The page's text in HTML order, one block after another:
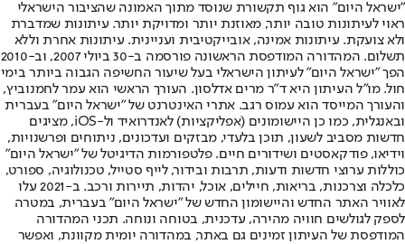
"ישראל היום" הוא גוף תקשורת שנוסד מתוך האמונה שהציבור הישראלי
ראוי לעיתונות טובה יותר, מאוזנת יותר ומדויקת יותר. עיתונות שמדברת
ולא צועקת. עיתונות אמינה, אובייקטיבית ועניינית. עיתונות אחרת וללא
תשלום. המהדורה המודפסת הראשונה פורסמה ב-30 ביולי 2007, וב-2010
הפך "ישראל היום" לעיתון הישראלי בעל שיעור החשיפה הגבוה ביותר בימי
חול. מו"ל העיתון היא ד"ר מרים אדלסון. העורך הראשי הוא עמר לחמנוביץ,
והעורך המייסד הוא עמוס רגב. אתרי האינטרנט של "ישראל היום" בעברית
ובאנגלית, כמו כן היישומונים (אפליקציות) לאנדרואיד ול-iOS, מציגים
חדשות מסביב לשעון, תוכן בלעדי, מבזקים ועדכונים, ניתוחים ופרשנויות,
וידיאו, פודקאסטים ושידורים חיים. פלטפורמות הדיגיטל של "ישראל היום"
כוללות ערוצי חדשות ודעות, תרבות ובידור, לייף סטייל, טכנולוגיה, ספורט,
כלכלה וצרכנות, בריאות, חיילים, אוכל, יהדות, תיירות ורכב. ב-2021 עלו
לאוויר האתר החדש והיישומון החדש של "ישראל היום" בעברית, במטרה
לספק לגולשים חוויה מהירה, עדכנית, בטוחה ונוחה. תכני המהדורה
המודפסת של העיתון זמינים גם באתר, במהדורה יומית מקוונת, ואפשר